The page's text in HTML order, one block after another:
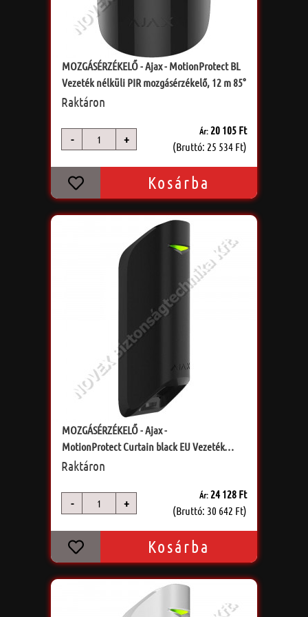
MOZGÁSÉRZÉKELŐ - Ajax - MotionProtect BL
Vezeték nélküli PIR mozgásérzékelő, 12 m 85°
Raktáron
- +
Ár:20 105 Ft
(Bruttó: 25 534 Ft)
Kosárba
MOZGÁSÉRZÉKELŐ - Ajax -
MotionProtect Curtain black EU Vezeték
nélküli beltéri mozgásérzékelő
Raktáron
- +
Ár:24 128 Ft
(Bruttó: 30 642 Ft)
Kosárba